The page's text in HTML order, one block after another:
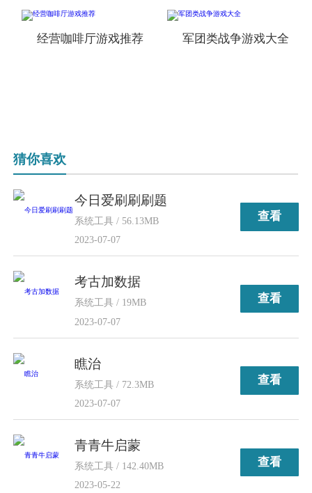
经营咖啡厅游戏推荐 军团类战争游戏大全
猜你喜欢
今日爱刷刷刷题
系统工具 / 56.13MB
2023-07-07
查看
考古加数据
系统工具 / 19MB
2023-07-07
查看
瞧治
系统工具 / 72.3MB
2023-07-07
查看
青青牛启蒙
系统工具 / 142.40MB
2023-05-22
查看